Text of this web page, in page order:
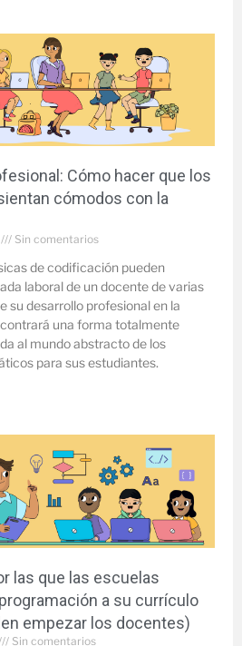
Cómo hacer que los
cómodos con la
Sin comentarios
de codificación pueden
laboral de un docente de varias
su desarrollo profesional en la
una forma totalmente
al mundo abstracto de los
para sus estudiantes.
las que las escuelas
a su currículo
empezar los docentes)
Sin comentarios